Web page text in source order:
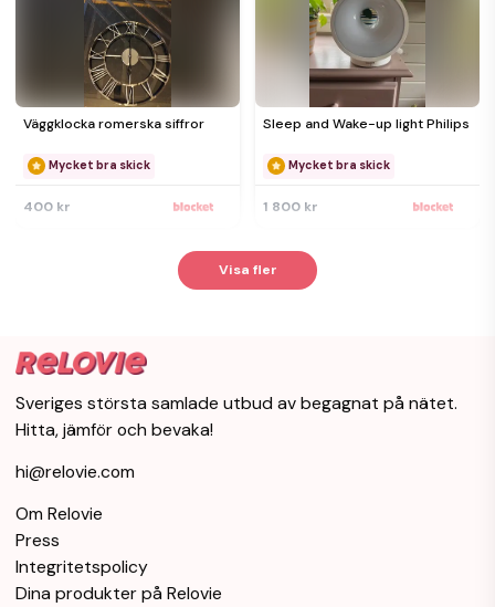
Väggklocka romerska siffror
Mycket bra skick
400 kr
Sleep and Wake-up light Philips
Mycket bra skick
1 800 kr
Visa fler
Sveriges största samlade utbud av begagnat på nätet.
Hitta, jämför och bevaka!
hi@relovie.com
Om Relovie
Press
Integritetspolicy
Dina produkter på Relovie